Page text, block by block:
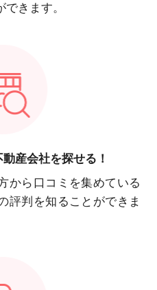
きます。
産会社を探せる！
から口コミを集めている
評判を知ることができま